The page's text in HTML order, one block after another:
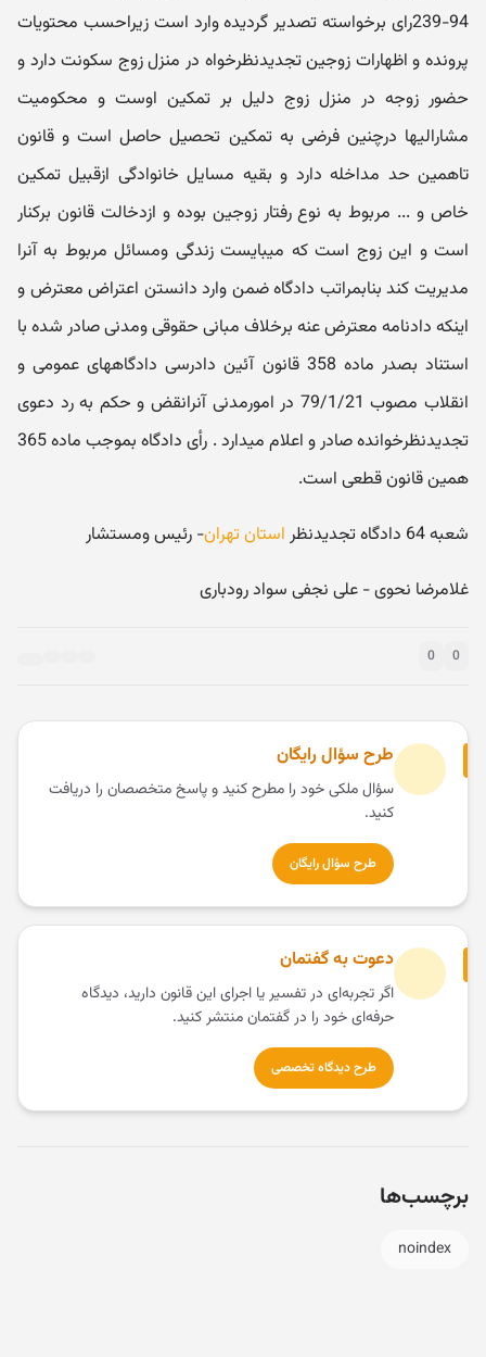
94-239رای برخواسته تصدیر گردیده وارد است زیراحسب محتویات
پرونده و اظهارات زوجین تجدیدنظرخواه در منزل زوج سکونت دارد و
حضور زوجه در منزل زوج دلیل بر تمکین اوست و محکومیت
مشارالیها درچنین فرضی به تمکین تحصیل حاصل است و قانون
تاهمین حد مداخله دارد و بقیه مسایل خانوادگی ازقبیل تمکین
خاص و ... مربوط به نوع رفتار زوجین بوده و ازدخالت قانون برکنار
است و این زوج است که میبایست زندگی ومسائل مربوط به آنرا
مدیریت کند بنابمراتب دادگاه ضمن وارد دانستن اعتراض معترض و
اینکه دادنامه معترض عنه برخلاف مبانی حقوقی ومدنی صادر شده با
استناد بصدر ماده 358 قانون آئین دادرسی دادگاههای عمومی و
انقلاب مصوب 79/1/21 در امورمدنی آنرانقض و حکم به رد دعوی
تجدیدنظرخوانده صادر و اعلام میدارد . رأی دادگاه بموجب ماده 365
همین قانون قطعی است.
شعبه 64 دادگاه تجدیدنظر استان تهران- رئیس ومستشار
غلامرضا نحوی - علی نجفی سواد رودباری
0
0
طرح سؤال رایگان
سؤال ملکی خود را مطرح کنید و پاسخ متخصصان را دریافت
کنید.
طرح سؤال رایگان
دعوت به گفتمان
اگر تجربه‌ای در تفسیر یا اجرای این قانون دارید، دیدگاه
حرفه‌ای خود را در گفتمان منتشر کنید.
طرح دیدگاه تخصصی
برچسب‌ها
noindex